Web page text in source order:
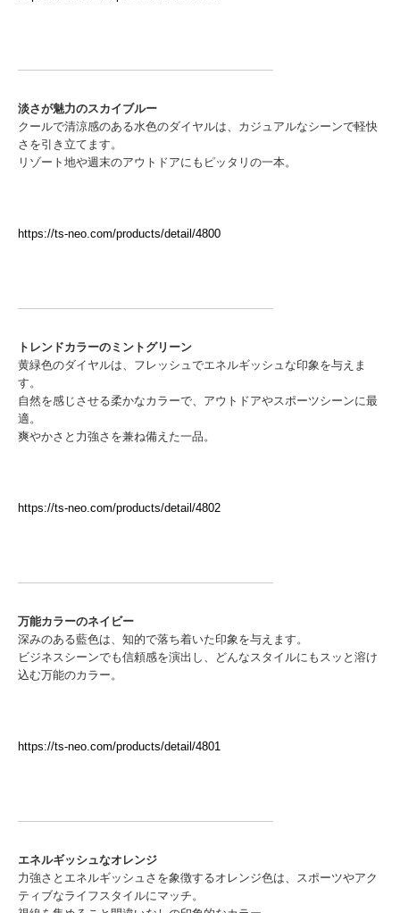
淡さが魅力のスカイブルー
クールで清涼感のある水色のダイヤルは、カジュアルなシーンで軽快
さを引き立てます。
リゾート地や週末のアウトドアにもピッタリの一本。
https://ts-neo.com/products/detail/4800
トレンドカラーのミントグリーン
黄緑色のダイヤルは、フレッシュでエネルギッシュな印象を与えま
す。
自然を感じさせる柔かなカラーで、アウトドアやスポーツシーンに最
適。
爽やかさと力強さを兼ね備えた一品。
https://ts-neo.com/products/detail/4802
万能カラーのネイビー
深みのある藍色は、知的で落ち着いた印象を与えます。
ビジネスシーンでも信頼感を演出し、どんなスタイルにもスッと溶け
込む万能のカラー。
https://ts-neo.com/products/detail/4801
エネルギッシュなオレンジ
力強さとエネルギッシュさを象徴するオレンジ色は、スポーツやアク
ティブなライフスタイルにマッチ。